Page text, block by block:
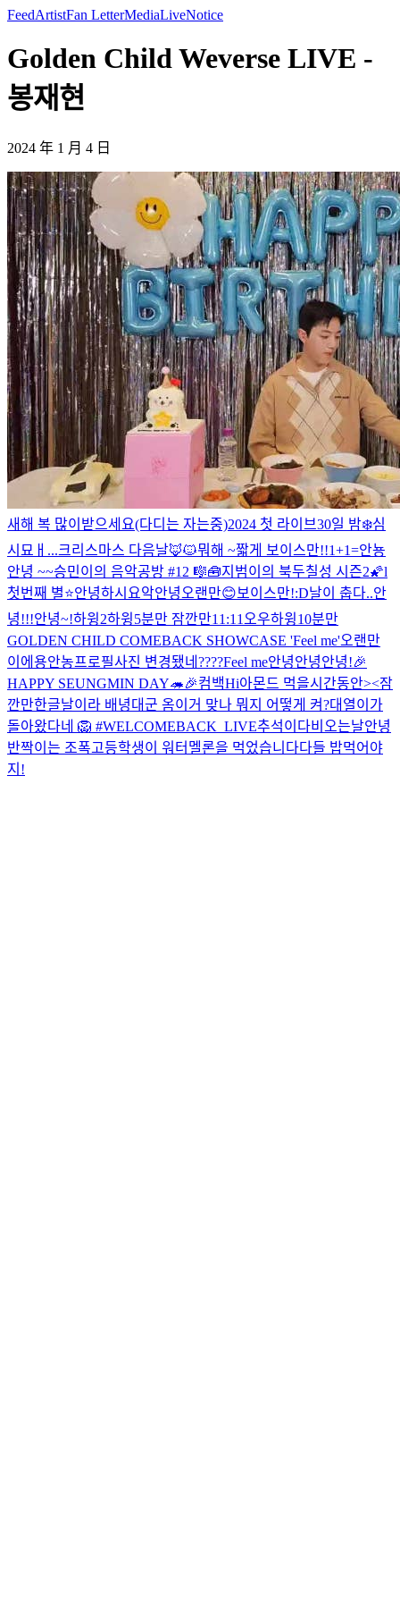
FeedArtistFan LetterMediaLiveNotice
Golden Child Weverse LIVE -
봉재현
2024 年 1 月 4 日
새해 복 많이받으세요(다디는 자는중)2024 첫 라이브30일 밤❄️심
시묘ㅐ...크리스마스 다음날🦊🐱뭐해 ~짧게 보이스만!!1+1=안뇽
안녕 ~~승민이의 음악공방 #12 🎼🧰지범이의 북두칠성 시즌2🌠l
첫번째 별⭐안녕하시요악안녕 오랜만😊보이스만!:D날이 춥다..안
녕!!!안녕~!하윙2하윙5분만 잠깐만11:11 오우하윙10분만
GOLDEN CHILD COMEBACK SHOWCASE 'Feel me'오랜만
이에용안농프로필사진 변경됐네????Feel me안녕안녕안녕!🎉
HAPPY SEUNGMIN DAY🦔🎉컴백Hi아몬드 먹을시간동안><잠
깐만한글날이라 배녕대군 옴이거 맞나 뭐지 어떻게 켜?대열이가
돌아왔다네 🦁 #WELCOMEBACK_LIVE추석이다비오는날안녕
반짝이는 조폭고등학생이 워터멜론을 먹었습니다다들 밥먹어야
지!